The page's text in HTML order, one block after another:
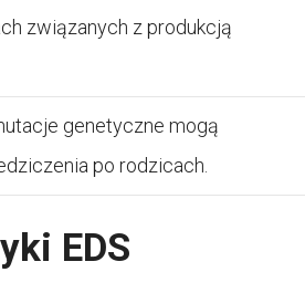
związanych z produkcją
genetyczne mogą
po rodzicach.
EDS